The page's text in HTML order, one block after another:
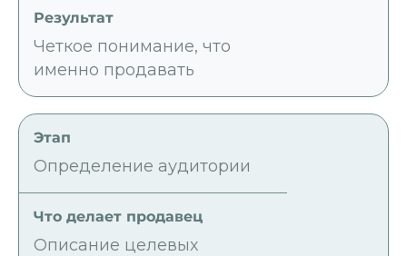
Четкое понимание, что
именно продавать
Определение аудитории
Описание целевых